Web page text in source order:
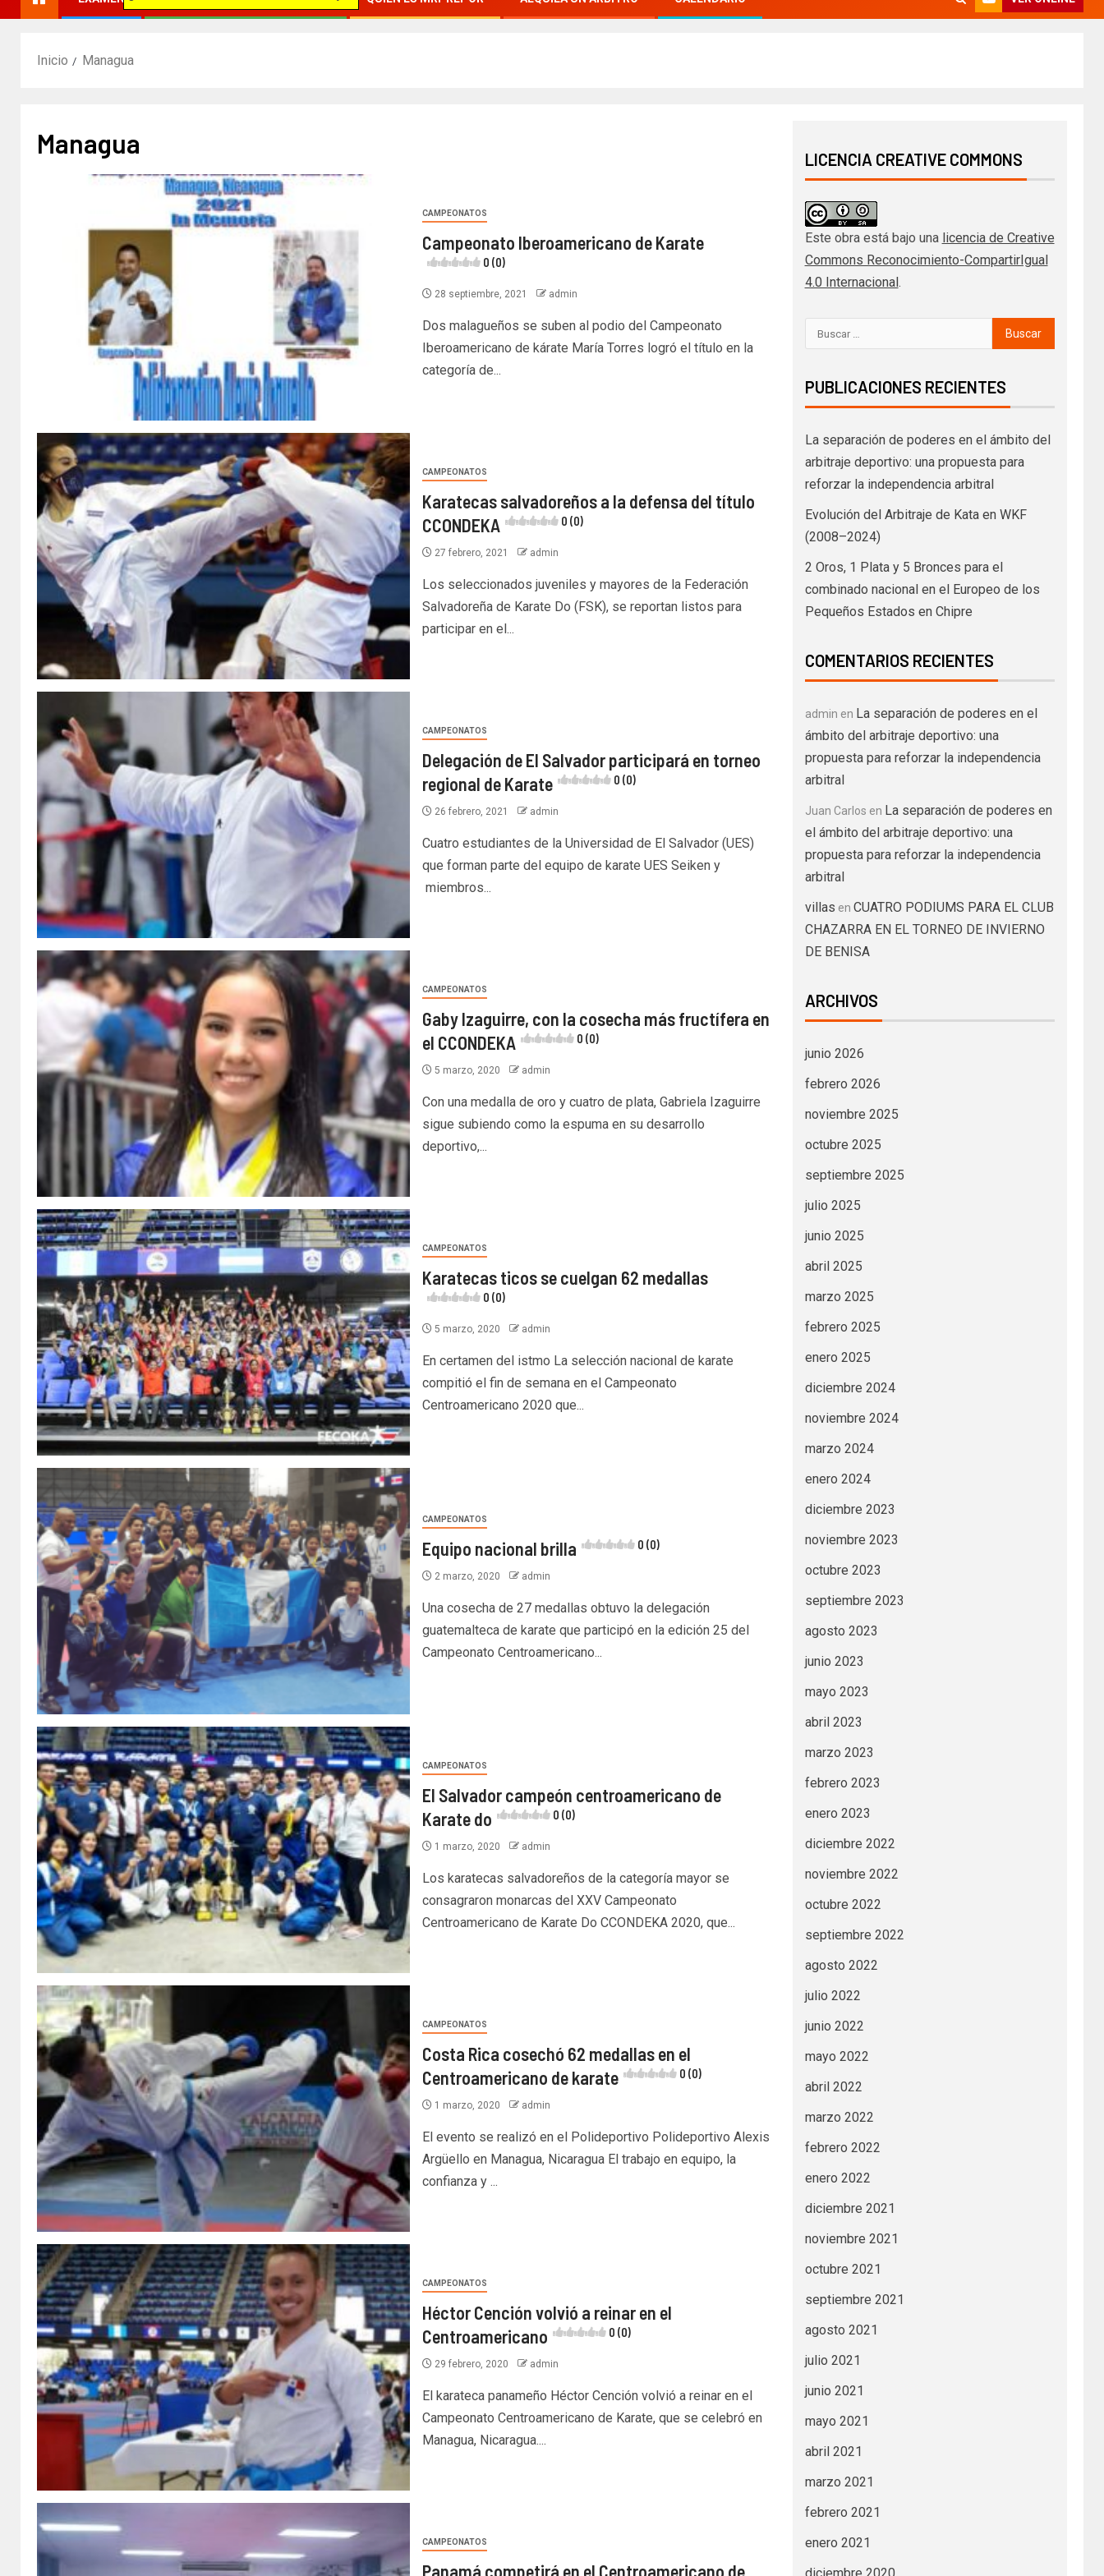
Inicio Managua
Managua
CAMPEONATOS
Campeonato Iberoamericano de Karate
0 (0)
28 septiembre, 2021 admin
Dos malagueños se suben al podio del Campeonato
Iberoamericano de kárate María Torres logró el título en la
categoría de...
CAMPEONATOS
Karatecas salvadoreños a la defensa del título
CCONDEKA
0 (0)
27 febrero, 2021 admin
Los seleccionados juveniles y mayores de la Federación
Salvadoreña de Karate Do (FSK), se reportan listos para
participar en el...
CAMPEONATOS
Delegación de El Salvador participará en torneo
regional de Karate
0 (0)
26 febrero, 2021 admin
Cuatro estudiantes de la Universidad de El Salvador (UES)
que forman parte del equipo de karate UES Seiken y
miembros...
CAMPEONATOS
Gaby Izaguirre, con la cosecha más fructífera en
el CCONDEKA
0 (0)
5 marzo, 2020 admin
Con una medalla de oro y cuatro de plata, Gabriela Izaguirre
sigue subiendo como la espuma en su desarrollo
deportivo,...
CAMPEONATOS
Karatecas ticos se cuelgan 62 medallas
0 (0)
5 marzo, 2020 admin
En certamen del istmo La selección nacional de karate
compitió el fin de semana en el Campeonato
Centroamericano 2020 que...
CAMPEONATOS
Equipo nacional brilla 0 (0)
2 marzo, 2020 admin
Una cosecha de 27 medallas obtuvo la delegación
guatemalteca de karate que participó en la edición 25 del
Campeonato Centroamericano...
CAMPEONATOS
El Salvador campeón centroamericano de
Karate do
0 (0)
1 marzo, 2020 admin
Los karatecas salvadoreños de la categoría mayor se
consagraron monarcas del XXV Campeonato
Centroamericano de Karate Do CCONDEKA 2020, que...
CAMPEONATOS
Costa Rica cosechó 62 medallas en el
Centroamericano de karate
0 (0)
1 marzo, 2020 admin
El evento se realizó en el Polideportivo Polideportivo Alexis
Argüello en Managua, Nicaragua El trabajo en equipo, la
confianza y ...
CAMPEONATOS
Héctor Cención volvió a reinar en el
Centroamericano
0 (0)
29 febrero, 2020 admin
El karateca panameño Héctor Cención volvió a reinar en el
Campeonato Centroamericano de Karate, que se celebró en
Managua, Nicaragua....
CAMPEONATOS
Panamá competirá en el Centroamericano de
LICENCIA CREATIVE COMMONS
Este obra está bajo una licencia de Creative
Commons Reconocimiento-CompartirIgual
4.0 Internacional.
PUBLICACIONES RECIENTES
La separación de poderes en el ámbito del
arbitraje deportivo: una propuesta para
reforzar la independencia arbitral
Evolución del Arbitraje de Kata en WKF
(2008–2024)
2 Oros, 1 Plata y 5 Bronces para el
combinado nacional en el Europeo de los
Pequeños Estados en Chipre
COMENTARIOS RECIENTES
admin en La separación de poderes en el
ámbito del arbitraje deportivo: una
propuesta para reforzar la independencia
arbitral
Juan Carlos en La separación de poderes en
el ámbito del arbitraje deportivo: una
propuesta para reforzar la independencia
arbitral
villas en CUATRO PODIUMS PARA EL CLUB
CHAZARRA EN EL TORNEO DE INVIERNO
DE BENISA
ARCHIVOS
junio 2026
febrero 2026
noviembre 2025
octubre 2025
septiembre 2025
julio 2025
junio 2025
abril 2025
marzo 2025
febrero 2025
enero 2025
diciembre 2024
noviembre 2024
marzo 2024
enero 2024
diciembre 2023
noviembre 2023
octubre 2023
septiembre 2023
agosto 2023
junio 2023
mayo 2023
abril 2023
marzo 2023
febrero 2023
enero 2023
diciembre 2022
noviembre 2022
octubre 2022
septiembre 2022
agosto 2022
julio 2022
junio 2022
mayo 2022
abril 2022
marzo 2022
febrero 2022
enero 2022
diciembre 2021
noviembre 2021
octubre 2021
septiembre 2021
agosto 2021
julio 2021
junio 2021
mayo 2021
abril 2021
marzo 2021
febrero 2021
enero 2021